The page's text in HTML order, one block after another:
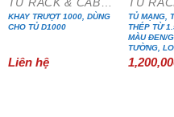
KHAY TRƯỢT 1000, DÙNG
CHO TỦ D1000
Liên hệ
TỦ MẠNG,
THÉP TỪ
MÀU ĐEN/
TƯỜNG,